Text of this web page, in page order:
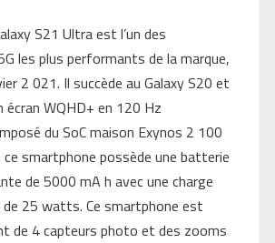
S21 Ultra est l’un des
les plus performants de la marque,
2 021. Il succède au Galaxy S20 et
écran WQHD+ en 120 Hz
du SoC maison Exynos 2 100
ce smartphone possède une batterie
de 5000 mA h avec une charge
25 watts. Ce smartphone est
de 4 capteurs photo et des zooms